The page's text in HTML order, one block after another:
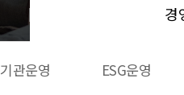
경
기관운영 ESG운영